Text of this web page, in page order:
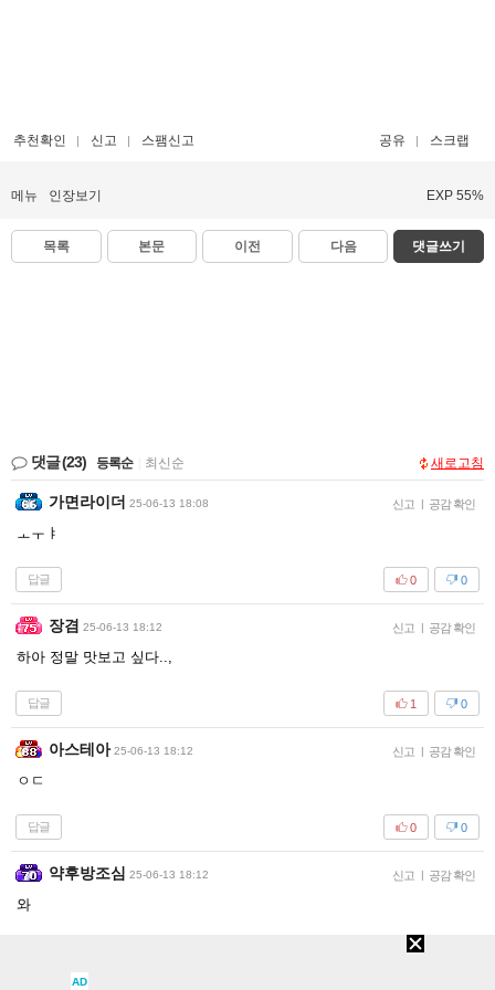
추천확인 신고 스팸신고 공유 스크랩
메뉴 인장보기 EXP 55%
목록 본문 이전 다음 댓글쓰기
댓글(23) 등록순 최신순 새로고침
가면라이더 25-06-13 18:08 신고 | 공감 확인
ㅗㅜㅑ
답글 0
0
장겸 25-06-13 18:12 신고 | 공감 확인
하아 정말 맛보고 싶다..,
답글 0
1
아스테아 25-06-13 18:12 신고 | 공감 확인
ㅇㄷ
답글 0
0
약후방조심 25-06-13 18:12 신고 | 공감 확인
와
0
AD